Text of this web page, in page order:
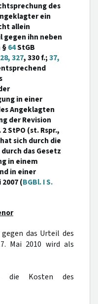
des
ein
allein
gegen ihn neben
§64StGB
327, 330 f.;37,
in einer
Angeklagten
der Revision
2 StPO (st. Rspr.,
sich durch die
das Gesetz
in einem
in einer
(BGBl. I S.
das Urteil des
Mai 2010 wird als
die Kosten des